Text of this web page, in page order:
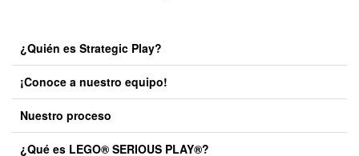
¿Quién es Strategic Play?
¡Conoce a nuestro equipo!
Nuestro proceso
¿Qué es LEGO® SERIOUS PLAY®?